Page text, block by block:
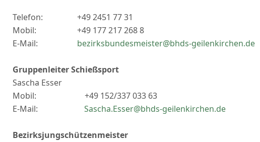
Telefon:
+49 2451 77 31
Mobil:
+49 177 217 268 8
E-Mail:
bezirksbundesmeister@bhds-geilenkirchen.de
Gruppenleiter Schießsport
Sascha Esser
Mobil: +49 152/337 033 63
E-Mail: Sascha.Esser@bhds-geilenkirchen.de
Bezirksjungschützenmeister